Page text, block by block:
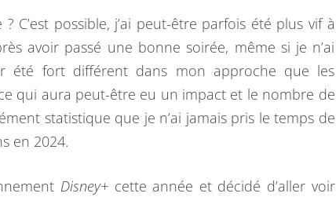
N
E
A
N
N
É
C’est possible, j’ai peut-être parfois été plus vif à
avoir passé une bonne soirée, même si je n’ai
été fort différent dans mon approche que les
qui aura peut-être eu un impact et le nombre de
statistique que je n’ai jamais pris le temps de
en 2024.
Disney+cette année et décidé d’aller voir